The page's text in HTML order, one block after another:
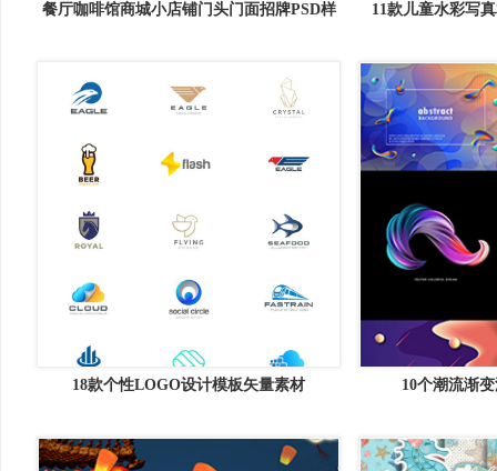
餐厅咖啡馆商城小店铺门头门面招牌PSD样
11款儿童水彩写
18款个性LOGO设计模板矢量素材 10个潮流渐